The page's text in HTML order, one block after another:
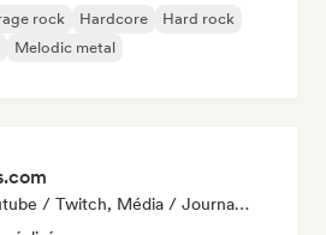
rock Hardcore
Hard rock
Melodic metal
Chaîne Youtube / Twitch, Média / Journaliste